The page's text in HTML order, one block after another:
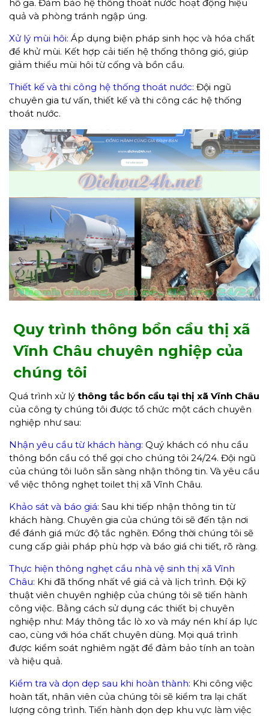
hố ga. Đảm bảo hệ thống thoát nước hoạt động hiệu
quả và phòng tránh ngập úng.
Xử lý mùi hôi: Áp dụng biện pháp sinh học và hóa chất
để khử mùi. Kết hợp cải tiến hệ thống thông gió, giúp
giảm thiểu mùi hôi từ cống và bồn cầu.
Thiết kế và thi công hệ thống thoát nước: Đội ngũ
chuyên gia tư vấn, thiết kế và thi công các hệ thống
thoát nước.
Quy trình thông bồn cầu thị xã
Vĩnh Châu chuyên nghiệp của
chúng tôi
Quá trình xử lý thông tắc bồn cầu tại thị xã Vĩnh Châu
của công ty chúng tôi được tổ chức một cách chuyên
nghiệp như sau:
Nhận yêu cầu từ khách hàng: Quý khách có nhu cầu
thông bồn cầu có thể gọi cho chúng tôi 24/24. Đội ngũ
của chúng tôi luôn sẵn sàng nhận thông tin. Và yêu cầu
về việc thông nghẹt toilet thị xã Vĩnh Châu.
Khảo sát và báo giá: Sau khi tiếp nhận thông tin từ
khách hàng. Chuyên gia của chúng tôi sẽ đến tận nơi
để đánh giá mức độ tắc nghẽn. Đồng thời chúng tôi sẽ
cung cấp giải pháp phù hợp và báo giá chi tiết, rõ ràng.
Thực hiện thông nghẹt cầu nhà vệ sinh thị xã Vĩnh
Châu: Khi đã thống nhất về giá cả và lịch trình. Đội kỹ
thuật viên chuyên nghiệp của chúng tôi sẽ tiến hành
công việc. Bằng cách sử dụng các thiết bị chuyên
nghiệp như: Máy thông tắc lò xo và máy nén khí áp lực
cao, cùng với hóa chất chuyên dùng. Mọi quá trình
được kiểm soát nghiêm ngặt để đảm bảo tính an toàn
và hiệu quả.
Kiểm tra và dọn dẹp sau khi hoàn thành: Khi công việc
hoàn tất, nhân viên của chúng tôi sẽ kiểm tra lại chất
lượng công trình. Tiến hành dọn dẹp khu vực làm việc